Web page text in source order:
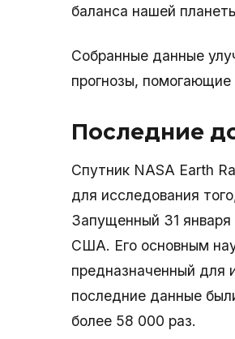
баланса нашей
Собранные данные
прогнозы,
Последние
Спутник NASA Earth
для исследования
Запущенный 31 января
США. Его основным
предназначенный для
последние данные
более 58 000 раз.